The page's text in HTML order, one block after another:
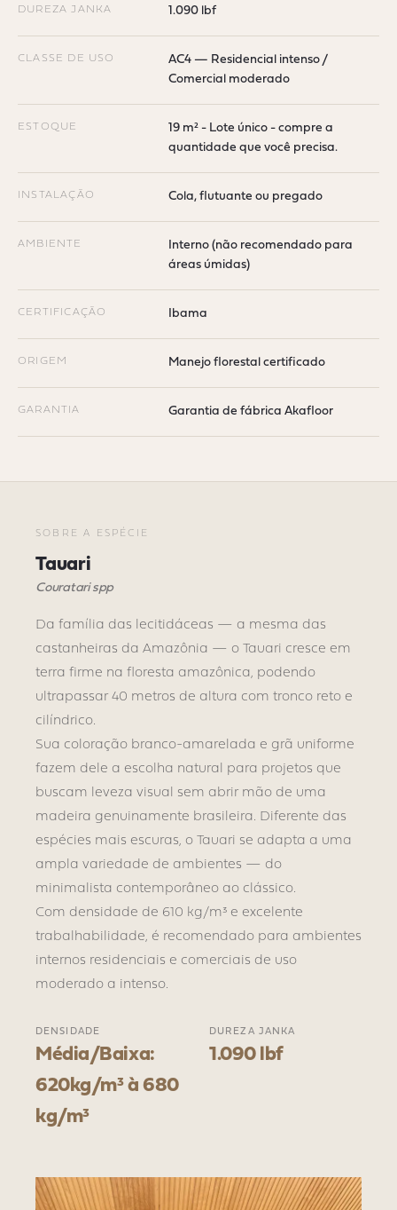
DUREZA JANKA 1.090 lbf
CLASSE DE USO
AC4 — Residencial intenso /
Comercial moderado
ESTOQUE
19 m² - Lote único - compre a
quantidade que você precisa.
INSTALAÇÃO Cola, flutuante ou pregado
AMBIENTE
Interno (não recomendado para
áreas úmidas)
CERTIFICAÇÃO Ibama
ORIGEM Manejo florestal certificado
GARANTIA Garantia de fábrica Akafloor
SOBRE A ESPÉCIE
Tauari
Couratari spp
Da família das lecitidáceas — a mesma das
castanheiras da Amazônia — o Tauari cresce em
terra firme na floresta amazônica, podendo
ultrapassar 40 metros de altura com tronco reto e
cilíndrico.
Sua coloração branco-amarelada e grã uniforme
fazem dele a escolha natural para projetos que
buscam leveza visual sem abrir mão de uma
madeira genuinamente brasileira. Diferente das
espécies mais escuras, o Tauari se adapta a uma
ampla variedade de ambientes — do
minimalista contemporâneo ao clássico.
Com densidade de 610 kg/m³ e excelente
trabalhabilidade, é recomendado para ambientes
internos residenciais e comerciais de uso
moderado a intenso.
DENSIDADE
Média/Baixa:
620kg/m³ à 680
kg/m³
DUREZA JANKA
1.090 lbf